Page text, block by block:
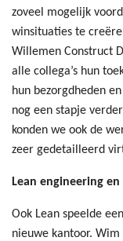
zoveel mogelijk
winsituaties te
Willemen Construct
alle collega’s hun
hun bezorgdheden
nog een stapje
konden we ook de
zeer gedetailleerd
Lean engineering en
Ook Lean speelde
nieuwe kantoor.